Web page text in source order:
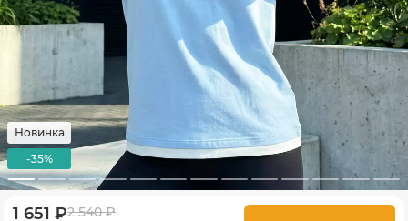
Новинка
-35%
1 651 ₽2 540 ₽